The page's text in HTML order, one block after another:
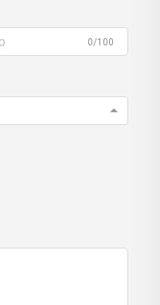
0/100